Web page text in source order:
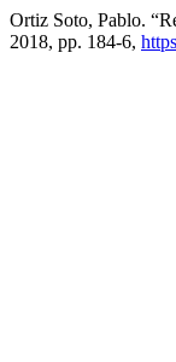
Ortiz Soto, Pablo.
2018, pp. 184-6,